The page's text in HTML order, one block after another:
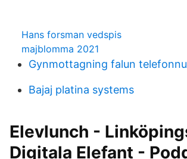
Hans forsman vedspis
majblomma 2021
Gynmottagning falun
Bajaj platina systems
Elevlunch -
Digitala Elefant -